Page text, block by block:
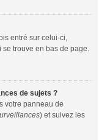
entré sur celui-ci,
trouve en bas de page.
de sujets ?
votre panneau de
) et suivez les